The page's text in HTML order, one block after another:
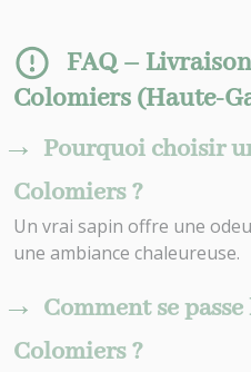
FAQ –
Colomiers (Haute-
Pourquoi choisir
Colomiers ?
Un vrai sapin offre une
une ambiance chaleureuse.
Comment se
Colomiers ?